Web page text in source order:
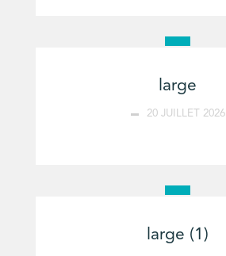
large
20 JUILLET 2026
large (1)